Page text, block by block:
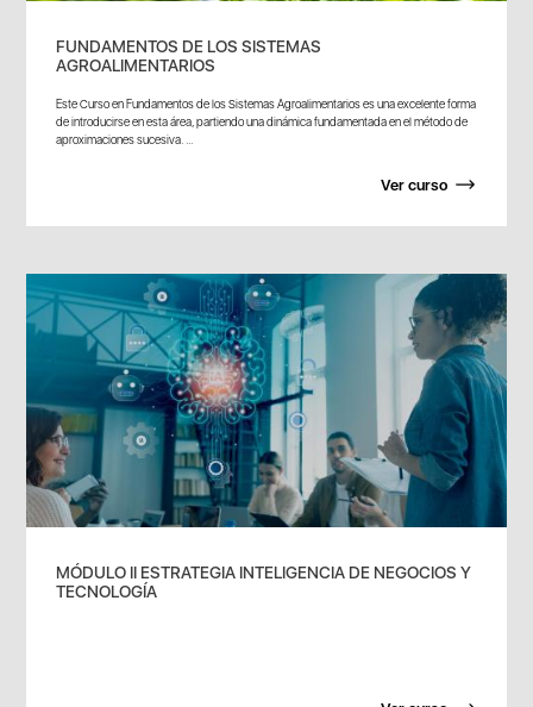
FUNDAMENTOS DE LOS SISTEMAS
AGROALIMENTARIOS
Este Curso en Fundamentos de los Sistemas Agroalimentarios es una excelente forma
de introducirse en esta área, partiendo una dinámica fundamentada en el método de
aproximaciones sucesiva. ...
Ver curso
MÓDULO II ESTRATEGIA INTELIGENCIA DE NEGOCIOS Y
TECNOLOGÍA